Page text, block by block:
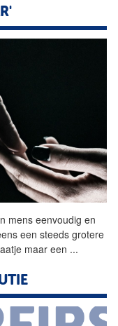
mens eenvoudig en
een steeds grotere
maar een ...